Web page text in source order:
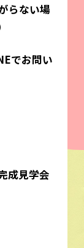
らない場
でお問い
成見学会